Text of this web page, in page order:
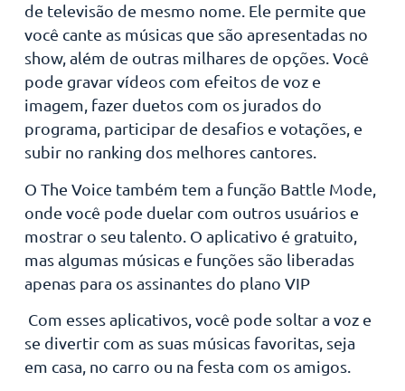
de televisão de mesmo nome. Ele permite que
você cante as músicas que são apresentadas no
show, além de outras milhares de opções. Você
pode gravar vídeos com efeitos de voz e
imagem, fazer duetos com os jurados do
programa, participar de desafios e votações, e
subir no ranking dos melhores cantores.
O The Voice também tem a função Battle Mode,
onde você pode duelar com outros usuários e
mostrar o seu talento. O aplicativo é gratuito,
mas algumas músicas e funções são liberadas
apenas para os assinantes do plano VIP
Com esses aplicativos, você pode soltar a voz e
se divertir com as suas músicas favoritas, seja
em casa, no carro ou na festa com os amigos.